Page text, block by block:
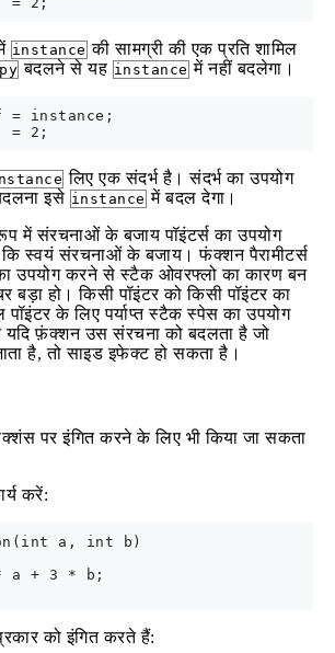
instance की सामग्री की एक प्रति शामिल
बदलने से यह instance में नहीं बदलेगा।
= instance;
लिए एक संदर्भ है। संदर्भ का उपयोग
इसे instance में बदल देगा।
में संरचनाओं के बजाय पॉइंटर्स का उपयोग
स्वयं संरचनाओं के बजाय। फंक्शन पैरामीटर्स
उपयोग करने से स्टैक ओवरफ्लो का कारण बन
बड़ा हो। किसी पॉइंटर को किसी पॉइंटर का
के लिए पर्याप्त स्टैक स्पेस का उपयोग
यदि फ़ंक्शन उस संरचना को बदलता है जो
है, तो साइड इफेक्ट हो सकता है।
पर इंगित करने के लिए भी किया जा सकता
करें:
a, int b)
a + 3 * b;
को इंगित करते हैं: